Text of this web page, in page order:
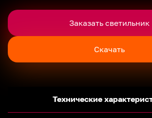
Заказать светильник
Скачать
Технические